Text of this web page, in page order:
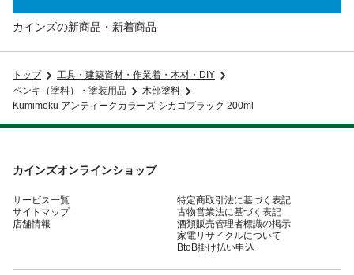
カインズの新商品・新着商品
トップ
工具・建築資材・作業着・木材・DIY
ペンキ（塗料）・塗装用品
木部塗料
Kumimoku アンティークカラーズ シカゴブラック 200ml
カインズオンラインショップ
サービス一覧
サイトマップ
店舗情報
特定商取引法に基づく表記
古物営業法に基づく表記
酒類販売管理者標識の掲示
家電リサイクルについて
BtoB掛け払い申込